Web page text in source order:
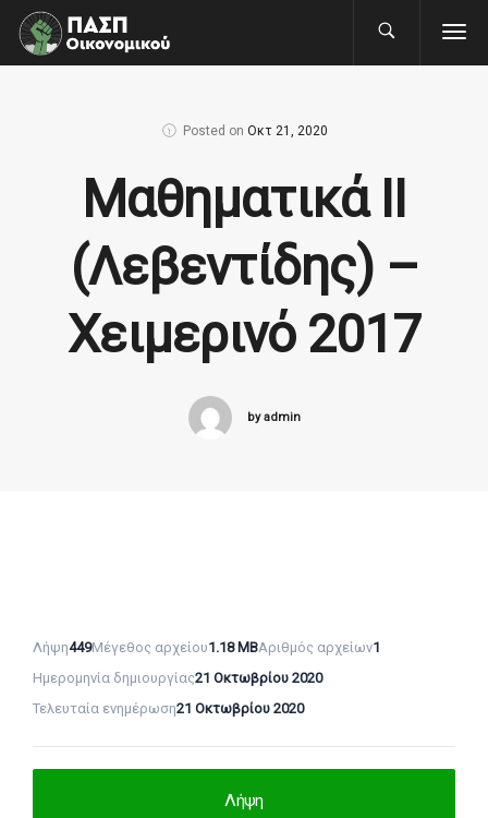
Posted on Οκτ 21, 2020
Μαθηματικά ΙΙ
(Λεβεντίδης) –
Χειμερινό 2017
by admin
Λήψη449Μέγεθος αρχείου1.18 MBΑριθμός αρχείων1
Ημερομηνία δημιουργίας21 Οκτωβρίου 2020
Τελευταία ενημέρωση21 Οκτωβρίου 2020
Λήψη